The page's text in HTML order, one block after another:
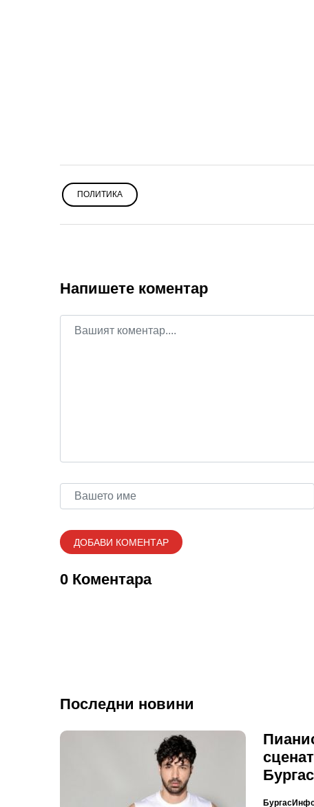
ПОЛИТИКА
Напишете коментар
0 Коментара
Последни новини
Бургас